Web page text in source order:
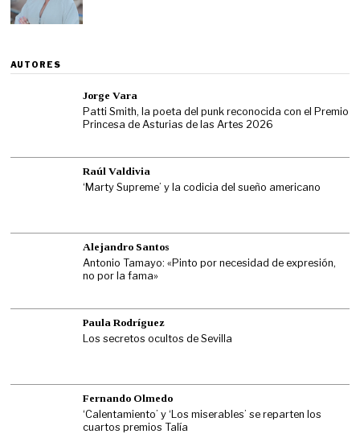
AUTORES
Jorge Vara
Patti Smith, la poeta del punk reconocida con el Premio
Princesa de Asturias de las Artes 2026
Raúl Valdivia
‘Marty Supreme’ y la codicia del sueño americano
Alejandro Santos
Antonio Tamayo: «Pinto por necesidad de expresión,
no por la fama»
Paula Rodríguez
Los secretos ocultos de Sevilla
Fernando Olmedo
‘Calentamiento’ y ‘Los miserables’ se reparten los
cuartos premios Talía